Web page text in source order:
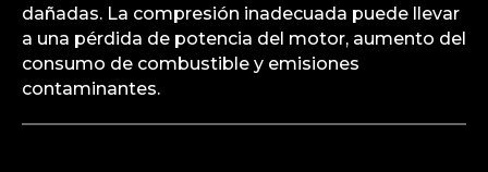
dañadas. La compresión inadecuada puede llevar
a una pérdida de potencia del motor, aumento del
consumo de combustible y emisiones
contaminantes.